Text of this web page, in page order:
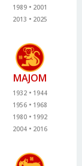
1989
2001
2013
2025
MAJOM
1932
1944
1956
1968
1980
1992
2004
2016